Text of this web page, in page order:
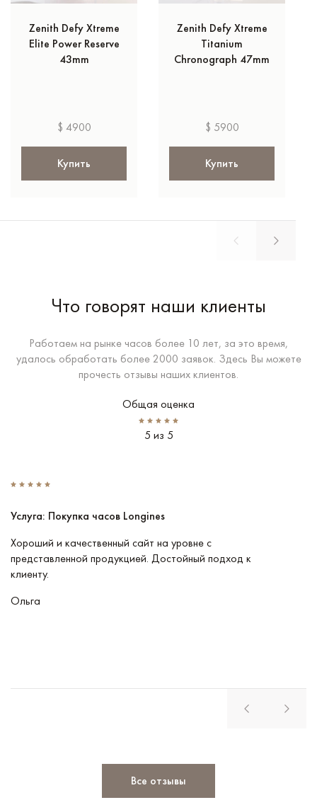
Zenith Defy Xtreme
Elite Power Reserve
43mm
$ 4900
Купить
Zenith Defy Xtreme
Titanium
Chronograph 47mm
$ 5900
Купить
Что говорят наши клиенты
Работаем на рынке часов более 10 лет, за это время,
удалось обработать более 2000 заявок. Здесь Вы можете
прочесть отзывы наших клиентов.
Общая оценка
5 из 5
Услуга: Покупка часов Longines
Хороший и качественный сайт на уровне с
представленной продукцией. Достойный подход к
клиенту.
Ольга
Все отзывы